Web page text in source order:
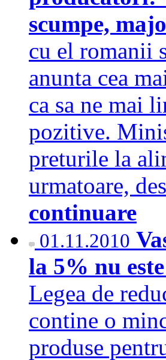
scumpe,
cu el romanii
anunta cea
ca sa ne mai
pozitive.
preturile la
urmatoare,
continuare
01.11.2010
la 5% nu
Legea de
contine o
produse